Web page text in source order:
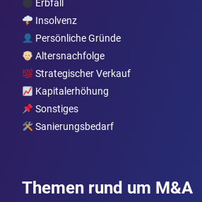
Erbfall
Insolvenz
Persönliche Gründe
Altersnachfolge
Strategischer Verkauf
Kapitalerhöhung
Sonstiges
Sanierungsbedarf
Themen rund um M&A